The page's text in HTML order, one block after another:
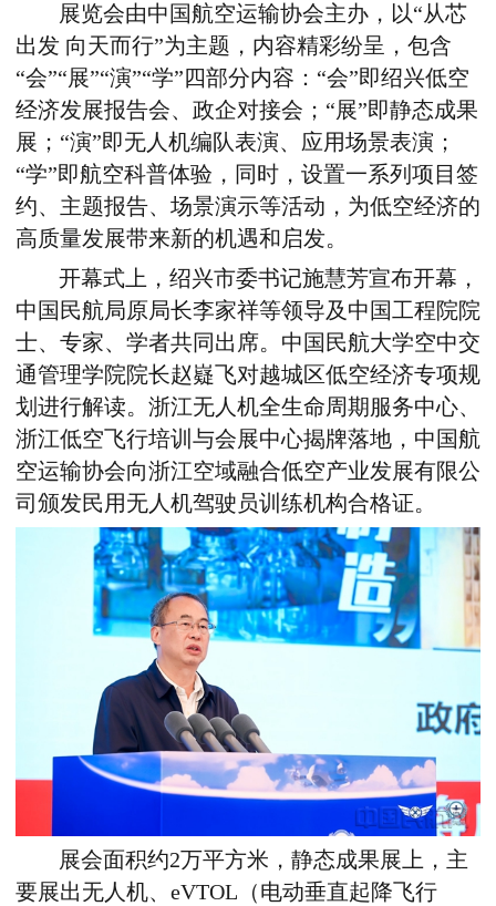
展览会由中国航空运输协会主办，以“从芯
出发 向天而行”为主题，内容精彩纷呈，包含
“会”“展”“演”“学”四部分内容：“会”即绍兴低空
经济发展报告会、政企对接会；“展”即静态成果
展；“演”即无人机编队表演、应用场景表演；
“学”即航空科普体验，同时，设置一系列项目签
约、主题报告、场景演示等活动，为低空经济的
高质量发展带来新的机遇和启发。
开幕式上，绍兴市委书记施慧芳宣布开幕，
中国民航局原局长李家祥等领导及中国工程院院
士、专家、学者共同出席。中国民航大学空中交
通管理学院院长赵嶷飞对越城区低空经济专项规
划进行解读。浙江无人机全生命周期服务中心、
浙江低空飞行培训与会展中心揭牌落地，中国航
空运输协会向浙江空域融合低空产业发展有限公
司颁发民用无人机驾驶员训练机构合格证。
展会面积约2万平方米，静态成果展上，主
要展出无人机、eVTOL（电动垂直起降飞行